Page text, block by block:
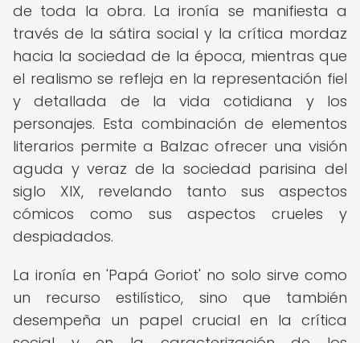
de toda la obra. La ironía se manifiesta a
través de la sátira social y la crítica mordaz
hacia la sociedad de la época, mientras que
el realismo se refleja en la representación fiel
y detallada de la vida cotidiana y los
personajes. Esta combinación de elementos
literarios permite a Balzac ofrecer una visión
aguda y veraz de la sociedad parisina del
siglo XIX, revelando tanto sus aspectos
cómicos como sus aspectos crueles y
despiadados.
La ironía en 'Papá Goriot' no solo sirve como
un recurso estilístico, sino que también
desempeña un papel crucial en la crítica